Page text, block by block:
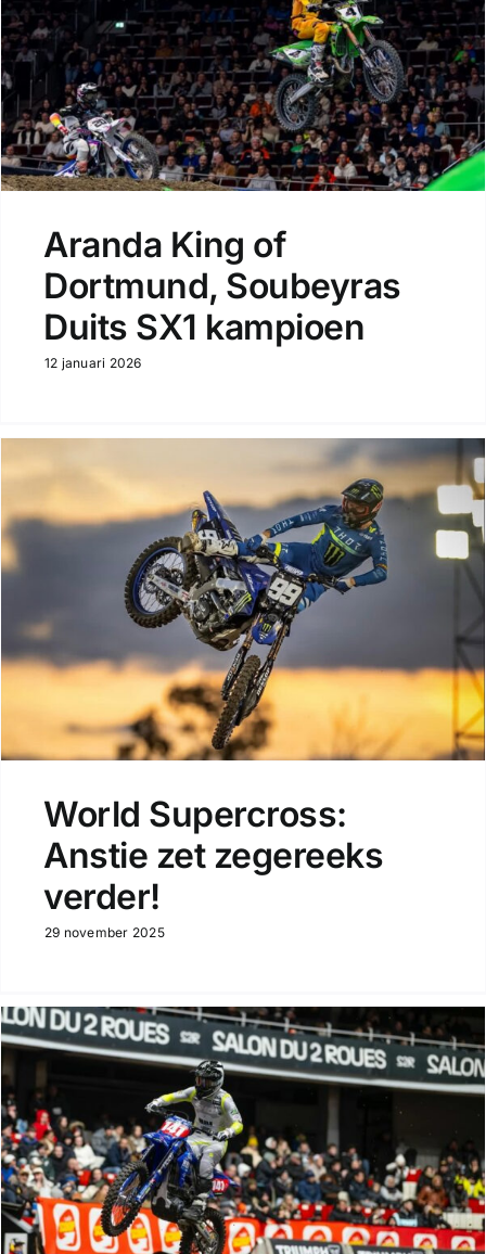
Aranda King of
Dortmund, Soubeyras
Duits SX1 kampioen
12 januari 2026
World Supercross:
Anstie zet zegereeks
verder!
29 november 2025